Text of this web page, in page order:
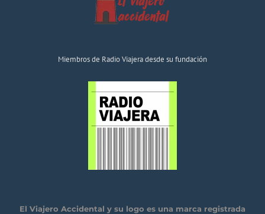
Miembros de Radio Viajera desde su fundación
El Viajero Accidental y su logo es una marca registrada